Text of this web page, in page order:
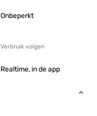
Onbeperkt
Verbruik volgen
Realtime, in de app